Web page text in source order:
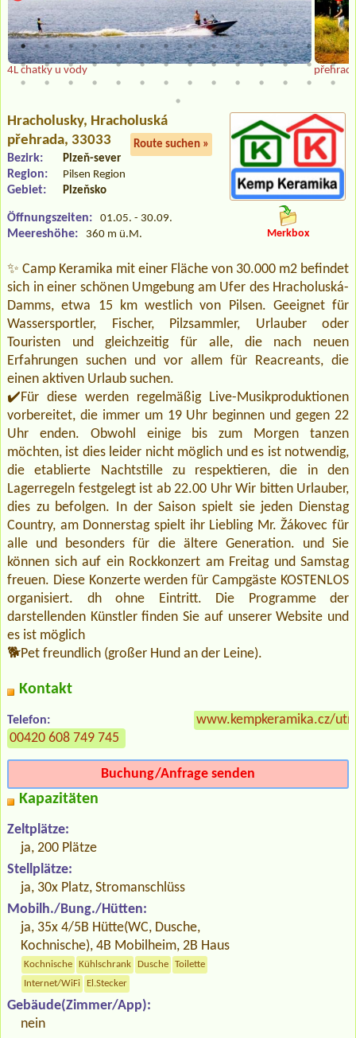
4L chatky u vody
Hracholusky, Hracholuská
přehrada, 33033
Route suchen »
Bezirk: Plzeň-sever
Region: Pilsen Region
Gebiet: Plzeňsko
Öffnungszeiten: 01.05. - 30.09.
Meereshöhe: 360 m ü.M. Merkbox
✨ Camp Keramika mit einer Fläche von 30.000 m2 befindet
sich in einer schönen Umgebung am Ufer des Hracholuská-
Damms, etwa 15 km westlich von Pilsen. Geeignet für
Wassersportler, Fischer, Pilzsammler, Urlauber oder
Touristen und gleichzeitig für alle, die nach neuen
Erfahrungen suchen und vor allem für Reacreants, die
einen aktiven Urlaub suchen.
✔️Für diese werden regelmäßig Live-Musikproduktionen
vorbereitet, die immer um 19 Uhr beginnen und gegen 22
Uhr enden. Obwohl einige bis zum Morgen tanzen
möchten, ist dies leider nicht möglich und es ist notwendig,
die etablierte Nachtstille zu respektieren, die in den
Lagerregeln festgelegt ist ab 22.00 Uhr Wir bitten Urlauber,
dies zu befolgen. In der Saison spielt sie jeden Dienstag
Country, am Donnerstag spielt ihr Liebling Mr. Žákovec für
alle und besonders für die ältere Generation. und Sie
können sich auf ein Rockkonzert am Freitag und Samstag
freuen. Diese Konzerte werden für Campgäste KOSTENLOS
organisiert. dh ohne Eintritt. Die Programme der
darstellenden Künstler finden Sie auf unserer Website und
es ist möglich
🐕‍Pet freundlich (großer Hund an der Leine).
Kontakt
Telefon:
00420 608 749 745
www.kempkeramika.cz/
Buchung/Anfrage senden
Kapazitäten
Zeltplätze:
ja, 200 Plätze
Stellplätze:
ja, 30x Platz, Stromanschlüss
Mobilh./Bung./Hütten:
ja, 35x 4/5B Hütte(WC, Dusche,
Kochnische), 4B Mobilheim, 2B Haus
Kochnische Kühlschrank Dusche
Toilette
Internet/WiFi
El.Stecker
Gebäude(Zimmer/App):
nein